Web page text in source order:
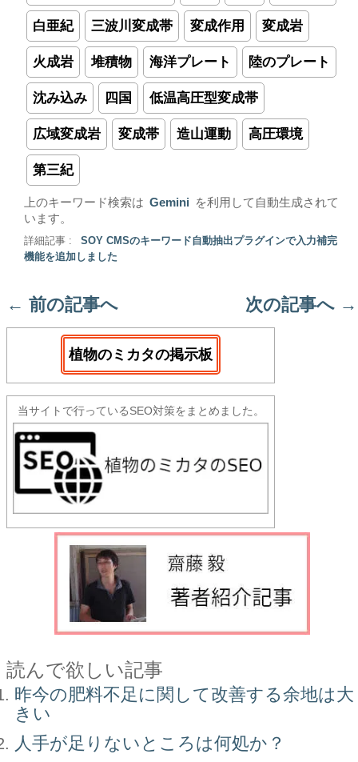
白亜紀 三波川変成帯 変成作用 変成岩
火成岩 堆積物 海洋プレート 陸のプレート
沈み込み 四国 低温高圧型変成帯
広域変成岩 変成帯 造山運動 高圧環境
第三紀
上のキーワード検索は Gemini
を利用して自動生成されて
います。
詳細記事 :
SOY CMSのキーワード自動抽出プラグインで入力補完
機能を追加しました
← 前の記事へ 次の記事へ →
植物のミカタの掲示板
当サイトで行っているSEO対策をまとめました。
読んで欲しい記事
昨今の肥料不足に関して改善する余地は大
きい
人手が足りないところは何処か？